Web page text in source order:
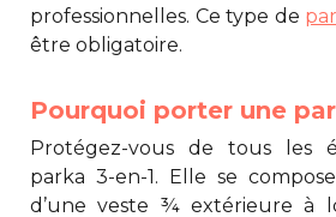
professionnelles. Ce type de
être obligatoire.
Pourquoi porter une
Protégez-vous de tous les
parka 3-en-1. Elle se
d’une veste ¾ extérieure à